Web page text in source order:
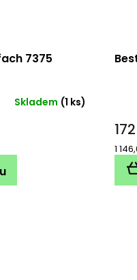
7375
Skladem (1 ks)
cena:
1